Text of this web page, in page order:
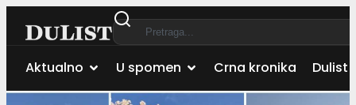
Aktualno U spomen Crna kronika Dulist